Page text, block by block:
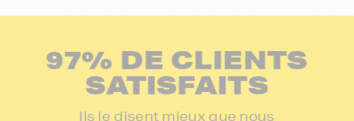
97% DE CLIENTS
SATISFAITS
Ils le disent mieux que nous